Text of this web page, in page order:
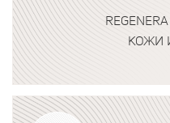
КОЖИ
Подробнее о программе